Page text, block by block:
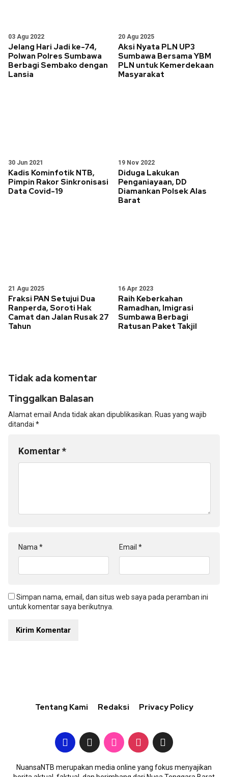
03 Agu 2022
Jelang Hari Jadi ke-74,
Polwan Polres Sumbawa
Berbagi Sembako dengan
Lansia
20 Agu 2025
Aksi Nyata PLN UP3
Sumbawa Bersama YBM
PLN untuk Kemerdekaan
Masyarakat
30 Jun 2021
Kadis Kominfotik NTB,
Pimpin Rakor Sinkronisasi
Data Covid-19
19 Nov 2022
Diduga Lakukan
Penganiayaan, DD
Diamankan Polsek Alas
Barat
21 Agu 2025
Fraksi PAN Setujui Dua
Ranperda, Soroti Hak
Camat dan Jalan Rusak 27
Tahun
16 Apr 2023
Raih Keberkahan
Ramadhan, Imigrasi
Sumbawa Berbagi
Ratusan Paket Takjil
Tidak ada komentar
Tinggalkan Balasan
Alamat email Anda tidak akan dipublikasikan. Ruas yang wajib
ditandai *
Komentar*
Nama * Email *
Simpan nama, email, dan situs web saya pada peramban ini
untuk komentar saya berikutnya.
Tentang Kami Redaksi Privacy Policy
NuansaNTB merupakan media online yang fokus menyajikan